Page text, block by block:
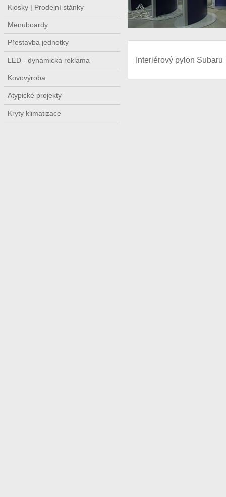
Kiosky | Prodejní stánky
Menuboardy
Přestavba jednotky
LED - dynamická reklama
Kovovýroba
Atypické projekty
Kryty klimatizace
Interiérový pylon Subaru